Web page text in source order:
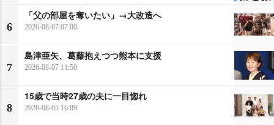
6
「父の部屋を奪いたい」→大改造へ
2026-08-07 07:00
7
島津亜矢、葛藤抱えつつ熊本に支援
2026-08-07 11:50
8
15歳で当時27歳の夫に一目惚れ
2026-08-05 16:09